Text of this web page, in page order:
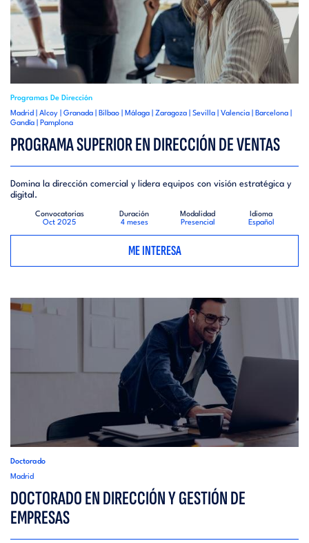
Programas De Dirección
Madrid | Alcoy | Granada | Bilbao | Málaga | Zaragoza | Sevilla | Valencia | Barcelona |
Gandía | Pamplona
PROGRAMA SUPERIOR EN DIRECCIÓN DE VENTAS
Domina la dirección comercial y lidera equipos con visión estratégica y
digital.
Convocatorias
Oct 2025
Duración
4 meses
Modalidad
Presencial
Idioma
Español
ME INTERESA
Doctorado
Madrid
DOCTORADO EN DIRECCIÓN Y GESTIÓN DE
EMPRESAS